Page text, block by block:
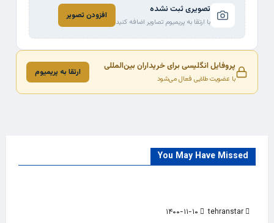
تصویری ثبت نشده
با ارتقا به پریمیوم تصاویر اضافه کنید
افزودن تصویر
پروفایل انگلیسی برای خریداران بین‌المللی
با عضویت طلایی فعال می‌شود
ارتقا به پریمیوم
You May Have Missed
Countries
India
Trade Source
tehranstar